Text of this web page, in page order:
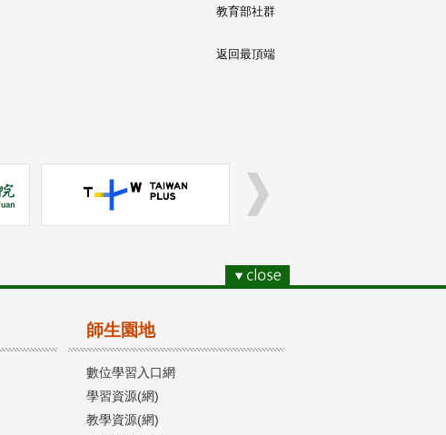
教育部社群
返回最頂端
師生園地
數位學習入口網
學習資源(網)
教學資源(網)